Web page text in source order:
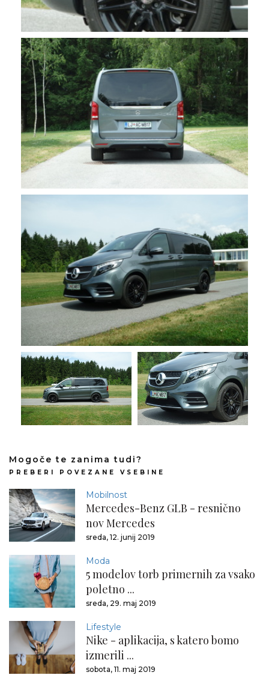
Mogoče te zanima tudi?
PREBERI POVEZANE VSEBINE
Mobilnost
Mercedes-Benz GLB - resnično
nov Mercedes
sreda, 12. junij 2019
Moda
5 modelov torb primernih za vsako
poletno ...
sreda, 29. maj 2019
Lifestyle
Nike - aplikacija, s katero bomo
izmerili ...
sobota, 11. maj 2019